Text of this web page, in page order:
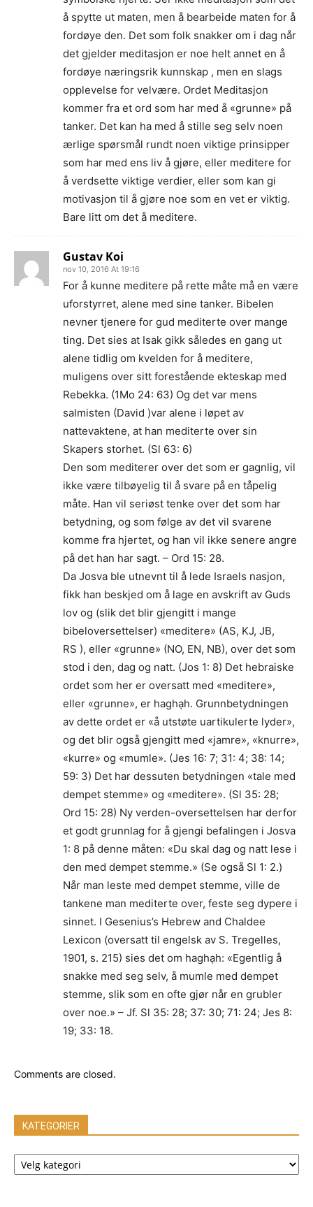
å spytte ut maten, men å bearbeide maten for å
fordøye den. Det som folk snakker om i dag når
det gjelder meditasjon er noe helt annet en å
fordøye næringsrik kunnskap , men en slags
opplevelse for velvære. Ordet Meditasjon
kommer fra et ord som har med å «grunne» på
tanker. Det kan ha med å stille seg selv noen
ærlige spørsmål rundt noen viktige prinsipper
som har med ens liv å gjøre, eller meditere for
å verdsette viktige verdier, eller som kan gi
motivasjon til å gjøre noe som en vet er viktig.
Bare litt om det å meditere.
Gustav Koi
nov 10, 2016 At 19:16
For å kunne meditere på rette måte må en være
uforstyrret, alene med sine tanker. Bibelen
nevner tjenere for gud mediterte over mange
ting. Det sies at Isak gikk således en gang ut
alene tidlig om kvelden for å meditere,
muligens over sitt forestående ekteskap med
Rebekka. (1Mo 24: 63) Og det var mens
salmisten (David )var alene i løpet av
nattevaktene, at han mediterte over sin
Skapers storhet. (Sl 63: 6)
Den som mediterer over det som er gagnlig, vil
ikke være tilbøyelig til å svare på en tåpelig
måte. Han vil seriøst tenke over det som har
betydning, og som følge av det vil svarene
komme fra hjertet, og han vil ikke senere angre
på det han har sagt. – Ord 15: 28.
Da Josva ble utnevnt til å lede Israels nasjon,
fikk han beskjed om å lage en avskrift av Guds
lov og (slik det blir gjengitt i mange
bibeloversettelser) «meditere» (AS, KJ, JB,
RS ), eller «grunne» (NO, EN, NB), over det som
stod i den, dag og natt. (Jos 1: 8) Det hebraiske
ordet som her er oversatt med «meditere»,
eller «grunne», er haghạh. Grunnbetydningen
av dette ordet er «å utstøte uartikulerte lyder»,
og det blir også gjengitt med «jamre», «knurre»,
«kurre» og «mumle». (Jes 16: 7; 31: 4; 38: 14;
59: 3) Det har dessuten betydningen «tale med
dempet stemme» og «meditere». (Sl 35: 28;
Ord 15: 28) Ny verden-oversettelsen har derfor
et godt grunnlag for å gjengi befalingen i Josva
1: 8 på denne måten: «Du skal dag og natt lese i
den med dempet stemme.» (Se også Sl 1: 2.)
Når man leste med dempet stemme, ville de
tankene man mediterte over, feste seg dypere i
sinnet. I Gesenius’s Hebrew and Chaldee
Lexicon (oversatt til engelsk av S. Tregelles,
1901, s. 215) sies det om haghạh: «Egentlig å
snakke med seg selv, å mumle med dempet
stemme, slik som en ofte gjør når en grubler
over noe.» – Jf. Sl 35: 28; 37: 30; 71: 24; Jes 8:
19; 33: 18.
Comments are closed.
KATEGORIER
KATEGORIER